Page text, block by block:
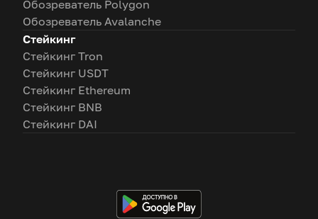
Обозреватель Polygon
Обозреватель Avalanche
Стейкинг
Стейкинг Tron
Стейкинг USDT
Стейкинг Ethereum
Стейкинг BNB
Стейкинг DAI